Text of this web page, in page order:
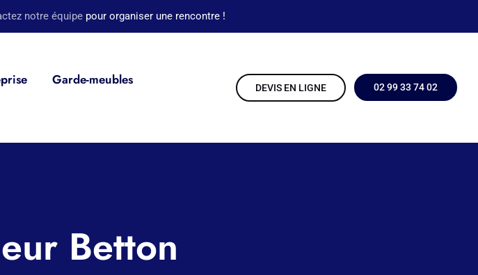
notre équipe pour organiser une rencontre !
Garde-meubles
DEVIS EN LIGNE 02 99 33 74 02
Betton